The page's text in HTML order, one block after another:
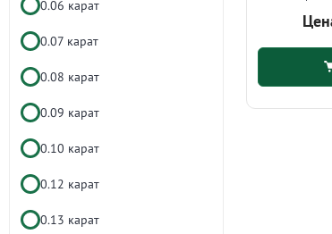
0.06 карат
0.07 карат
0.08 карат
0.09 карат
0.10 карат
0.12 карат
0.13 карат